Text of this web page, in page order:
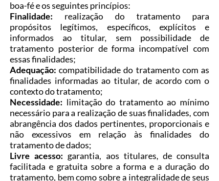
boa-fé e os seguintes princípios:
Finalidade: realização do tratamento para
propósitos legítimos, específicos, explícitos e
informados ao titular, sem possibilidade de
tratamento posterior de forma incompatível com
essas finalidades;
Adequação: compatibilidade do tratamento com as
finalidades informadas ao titular, de acordo com o
contexto do tratamento;
Necessidade: limitação do tratamento ao mínimo
necessário para a realização de suas finalidades, com
abrangência dos dados pertinentes, proporcionais e
não excessivos em relação às finalidades do
tratamento de dados;
Livre acesso: garantia, aos titulares, de consulta
facilitada e gratuita sobre a forma e a duração do
tratamento, bem como sobre a integralidade de seus